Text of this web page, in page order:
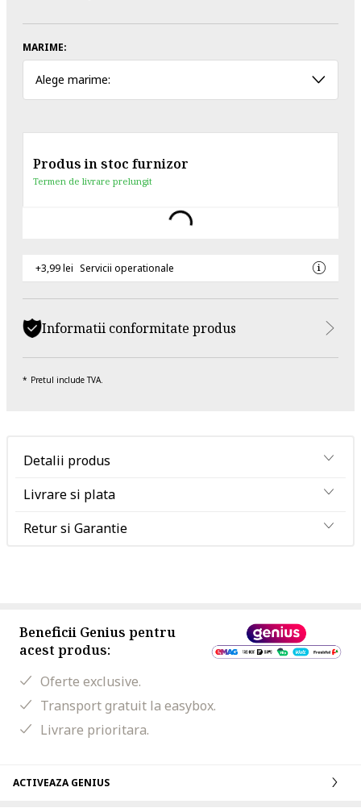
MARIME:
Alege marime:
Produs in stoc furnizor
Termen de livrare prelungit
+3,99 lei Servicii operationale
Informatii conformitate produs
Pretul include TVA.
Detalii produs
Livrare si plata
Retur si Garantie
Beneficii Genius pentru
acest produs:
Oferte exclusive.
Transport gratuit la easybox.
Livrare prioritara.
ACTIVEAZA GENIUS